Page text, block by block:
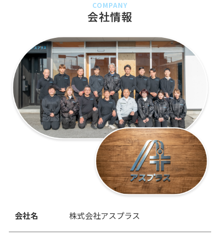
吉田です。
COMPANY
会社情報
会社名 株式会社アスプラス